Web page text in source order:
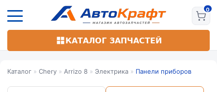
основному
КАТАЛОГ ЗАПЧАСТЕЙ
Каталог » Chery » Arrizo 8 » Электрика » Панели приборов